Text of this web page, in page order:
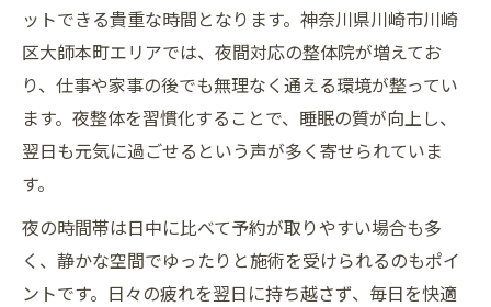
ットできる貴重な時間となります。神奈川県川崎市川崎
区大師本町エリアでは、夜間対応の整体院が増えてお
り、仕事や家事の後でも無理なく通える環境が整ってい
ます。夜整体を習慣化することで、睡眠の質が向上し、
翌日も元気に過ごせるという声が多く寄せられていま
す。
夜の時間帯は日中に比べて予約が取りやすい場合も多
く、静かな空間でゆったりと施術を受けられるのもポイ
ントです。日々の疲れを翌日に持ち越さず、毎日を快適